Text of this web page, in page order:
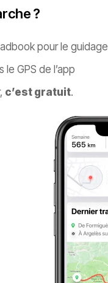
?
pour le guidage
GPS de l’app
c’est gratuit.